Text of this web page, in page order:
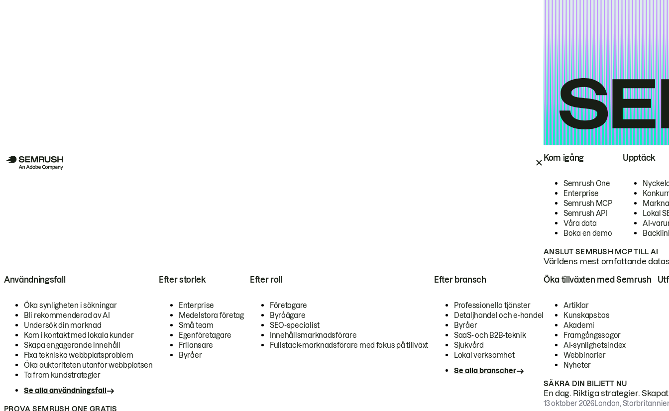
Kom igång
Semrush One
Enterprise
Semrush MCP
Semrush API
Våra data
Boka en demo
Upptäck
Lokal
AI-
ANSLUT SEMRUSH MCP TILL AI
Världens mest omfattande
Användningsfall
Öka synligheten i sökningar
Bli rekommenderad av AI
Undersök din marknad
Kom i kontakt med lokala kunder
Skapa engagerande innehåll
Fixa tekniska webbplatsproblem
Öka auktoriteten utanför webbplatsen
Ta fram kundstrategier
Se alla användningsfall
Efter storlek
Enterprise
Medelstora företag
Små team
Egenföretagare
Frilansare
Byråer
Efter roll
Företagare
Byråägare
SEO-specialist
Innehållsmarknadsförare
Fullstack-marknadsförare med fokus på tillväxt
Efter bransch
Professionella tjänster
Detaljhandel och e-handel
Byråer
SaaS- och B2B-teknik
Sjukvård
Lokal verksamhet
Se alla branscher
PROVA SEMRUSH ONE GRATIS
Öka tillväxten med Semrush
Artiklar
Kunskapsbas
Akademi
Framgångssagor
AI-synlighetsindex
Webbinarier
Nyheter
SÄKRA DIN BILJETT NU
En dag. Riktiga strategier.
13 oktober 2026London,